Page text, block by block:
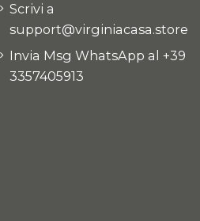
Scrivi a
support@virginiacasa.store
Invia Msg WhatsApp al +39
3357405913